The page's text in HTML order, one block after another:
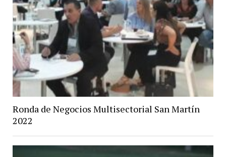
Ronda de Negocios Multisectorial San Martín
2022